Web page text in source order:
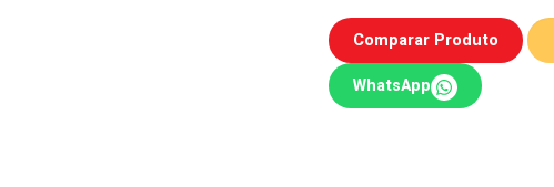
Comparar Produto
WhatsApp